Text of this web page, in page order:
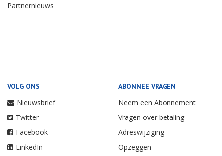
Partnernieuws
VOLG ONS
Nieuwsbrief
Twitter
Facebook
LinkedIn
ABONNEE VRAGEN
Neem een Abonnement
Vragen over betaling
Adreswijziging
Opzeggen